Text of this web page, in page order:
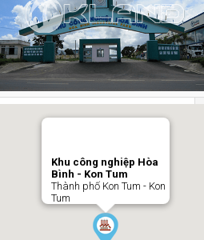
Khu công nghiệp Hòa
Bình - Kon Tum
Thành phố Kon Tum - Kon
Tum